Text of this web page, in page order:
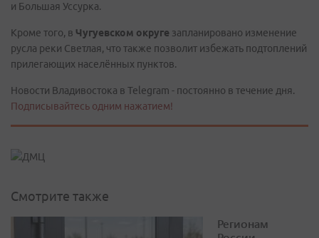
и Большая Уссурка.
Кроме того, в Чугуевском округе запланировано изменение
русла реки Светлая, что также позволит избежать подтоплений
прилегающих населённых пунктов.
Новости Владивостока в Telegram - постоянно в течение дня.
Подписывайтесь одним нажатием!
Смотрите также
Регионам